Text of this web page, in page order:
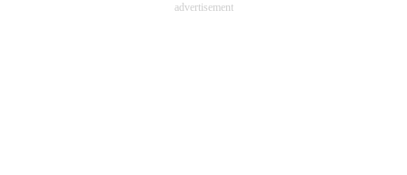
advertisement